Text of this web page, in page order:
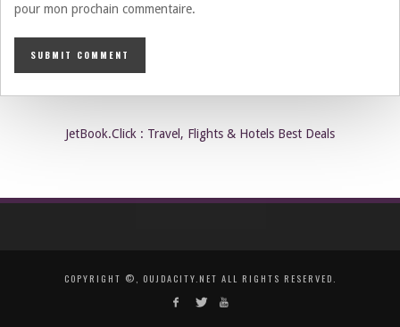
pour mon prochain commentaire.
JetBook.Click : Travel, Flights & Hotels Best Deals
COPYRIGHT ©, OUJDACITY.NET ALL RIGHTS RESERVED.